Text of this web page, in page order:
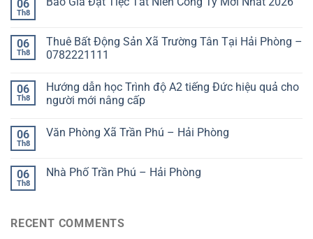
06
Th8
06
Th8
Thuê Bất Động Sản Xã Trường Tân Tại Hải Phòng –
0782221111
06
Th8
Hướng dẫn học Trình độ A2 tiếng Đức hiệu quả cho
người mới nâng cấp
06
Th8
Văn Phòng Xã Trần Phú – Hải Phòng
06
Th8
Nhà Phố Trần Phú – Hải Phòng
RECENT COMMENTS